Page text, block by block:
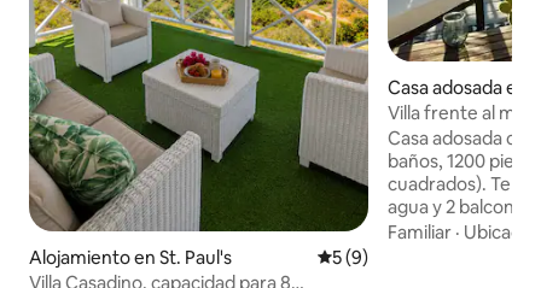
Alojamiento en St. Paul's Calificación promedio: 5
5 (9)
Villa Casadino, capacidad para 8
Casa adosada en
ur
Villa frente al mar
diseño
Casa adosada
baños, 1200 pies
cuadrados).
agua y 2
occidental.
Familiar ·